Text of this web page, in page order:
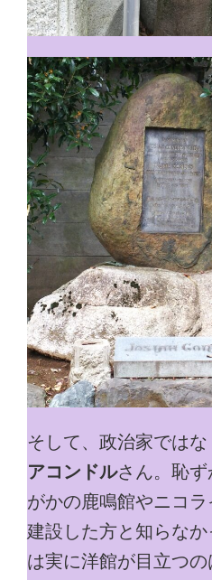
そして、政治家では
アコンドルさん。恥
がかの鹿鳴館やニコ
建設した方と知らな
は実に洋館が目立つ